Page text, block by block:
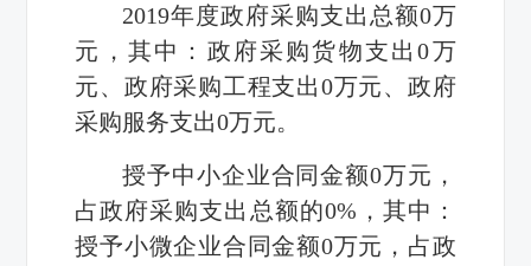
2019年度政府采购支出总额0万
元，其中：政府采购货物支出0万
元、政府采购工程支出0万元、政府
采购服务支出0万元。
授予中小企业合同金额0万元，
占政府采购支出总额的0% ，其中：
授予小微企业合同金额0万元，占政